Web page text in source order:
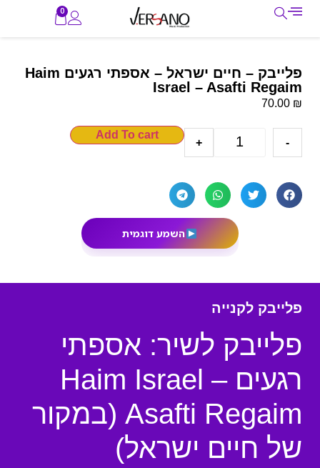
0
פלייבק – חיים ישראל – אספתי רגעים Haim
Israel – Asafti Regaim
70.00 ₪
-
+
Add To cart
השמע דוגמית
פלייבק לקנייה
פלייבק לשיר: אספתי
רגעים Haim Israel –
Asafti Regaim (במקור
של חיים ישראל)